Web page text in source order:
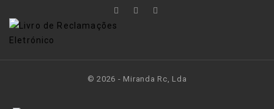
© 2026 - Miranda Rc, Lda